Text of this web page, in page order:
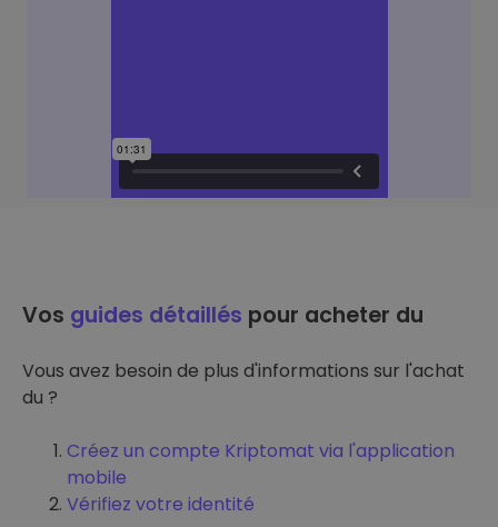
Vos guides détaillés pour acheter du
Vous avez besoin de plus d'informations sur l'achat
du ?
Créez un compte Kriptomat via l'application
mobile
Vérifiez votre identité